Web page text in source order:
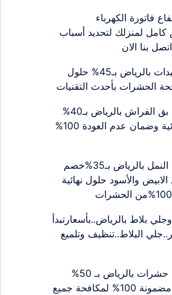
فاتورة الكهرباء
لمنزلك لتحديد أسباب
شركة رش مبيدات بالرياض بـ45% حلول
الحشرات بأحدث التقنيات
شركة مكافحة بق الفراش بالرياض بـ40%
خصم..إبادة نهائية وضمان عدم العودة 100%
شركة مكافحة النمل بالرياض بـ35%خصم
والأسود حلول نهائية
بلاط بالرياض..بأسعارتبدأ
البلاط..تنظيف وتلميع
شركة مكافحة حشرات بالرياض بـ 50%
خصم و خدمة مضمونة 100% لمكافحة جميع